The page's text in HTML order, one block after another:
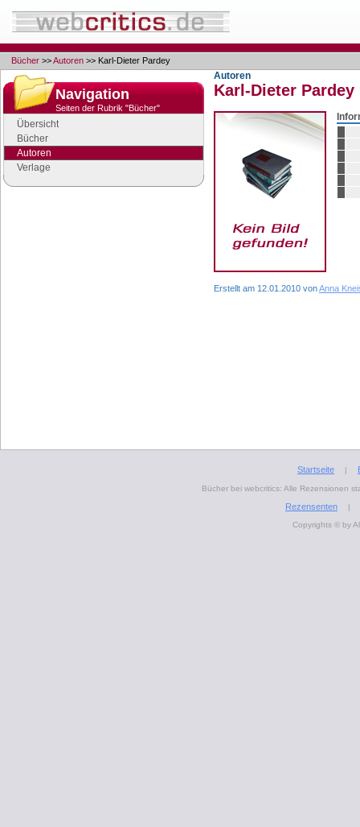
Bücher >>Autoren >> Karl-Dieter Pardey
Navigation
Seiten der Rubrik "Bücher"
Übersicht
Bücher
Autoren
Verlage
Autoren
Karl-Dieter Pardey
Erstellt am 12.01.2010 vonAnna
Startseite |
Bücher bei webcritics: Alle Rezensionen
Rezensenten
|
Copyrights © by